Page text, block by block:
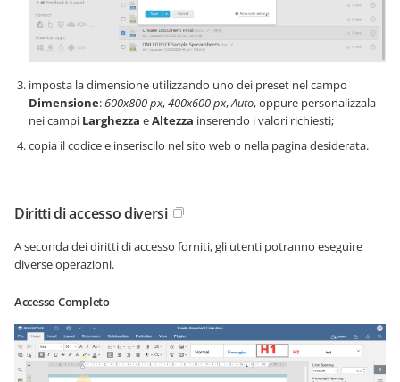
imposta la dimensione utilizzando uno dei preset nel campo
Dimensione:600x800 px,400x600 px,Auto, oppure personalizzala
nei campi Larghezza eAltezza inserendo i valori richiesti;
copia il codice e inseriscilo nel sito web o nella pagina desiderata.
Diritti di accesso diversi
A seconda dei diritti di accesso forniti, gli utenti potranno eseguire
diverse operazioni.
Accesso Completo